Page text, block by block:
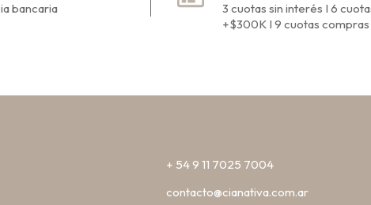
bancaria
3 cuotas sin interés I 6
+$300K I 9 cuotas
+ 54 9 11 7025 7004
contacto@cianativa.com.ar